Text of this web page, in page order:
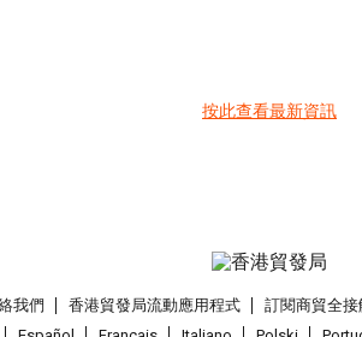
按此查看最新資訊
我們 香港貿發局流動應用程式 訂閱商貿全